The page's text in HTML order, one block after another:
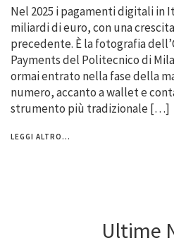
Nel 2025 i pagamenti digitali in
miliardi di euro, con una
precedente. È la fotografia
Payments del Politecnico di
ormai entrato nella fase della
numero, accanto a wallet e
strumento più tradizionale […]
LEGGI ALTRO...
Ultime